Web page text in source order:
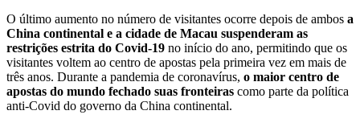
O último aumento no número de visitantes ocorre depois de ambos a
China continental e a cidade de Macau suspenderam as
restrições estrita do Covid-19 no início do ano, permitindo que os
visitantes voltem ao centro de apostas pela primeira vez em mais de
três anos. Durante a pandemia de coronavírus, o maior centro de
apostas do mundo fechado suas fronteiras como parte da política
anti-Covid do governo da China continental.